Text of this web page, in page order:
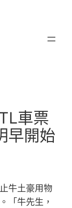
車票
早開始
牛土豪用物
「牛先生，